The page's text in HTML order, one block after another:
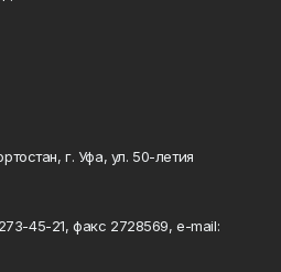
г. Уфа, ул. 50-летия
45-21, факс 2728569, e-mail: